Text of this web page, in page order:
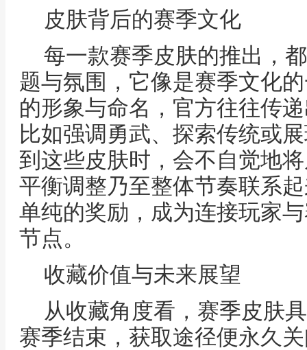
皮肤背后的赛季文化
每一款赛季皮肤的推出，
题与氛围，它像是赛季文化
的形象与命名，官方往往传
比如强调勇武、探索传统或
到这些皮肤时，会不自觉地
平衡调整乃至整体节奏联系
单纯的奖励，成为连接玩家
节点。
收藏价值与未来展望
从收藏角度看，赛季皮肤
赛季结束，获取途径便永久